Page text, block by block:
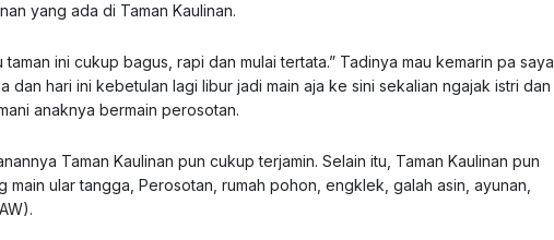
yang ada di Taman Kaulinan.
ini cukup bagus, rapi dan mulai tertata.” Tadinya mau kemarin pa saya
hari ini kebetulan lagi libur jadi main aja ke sini sekalian ngajak istri dan
anaknya bermain perosotan.
Taman Kaulinan pun cukup terjamin. Selain itu, Taman Kaulinan pun
ular tangga, Perosotan, rumah pohon, engklek, galah asin, ayunan,